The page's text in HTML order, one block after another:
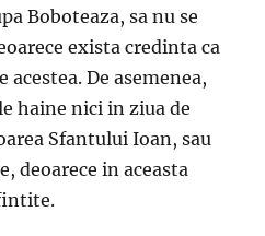
Boboteaza, sa nu se
exista credinta ca
acestea. De asemenea,
haine nici in ziua de
Sfantului Ioan, sau
deoarece in aceasta